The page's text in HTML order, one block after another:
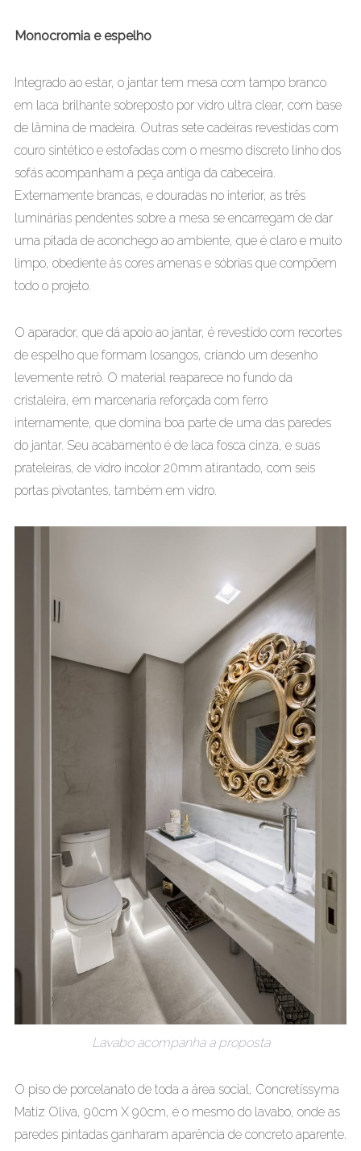
Monocromia e espelho
Integrado ao estar, o jantar tem mesa com tampo branco
em laca brilhante sobreposto por vidro ultra clear, com base
de lâmina de madeira. Outras sete cadeiras revestidas com
couro sintético e estofadas com o mesmo discreto linho dos
sofás acompanham a peça antiga da cabeceira.
Externamente brancas, e douradas no interior, as três
luminárias pendentes sobre a mesa se encarregam de dar
uma pitada de aconchego ao ambiente, que é claro e muito
limpo, obediente às cores amenas e sóbrias que compõem
todo o projeto.
O aparador, que dá apoio ao jantar, é revestido com recortes
de espelho que formam losangos, criando um desenho
levemente retrô. O material reaparece no fundo da
cristaleira, em marcenaria reforçada com ferro
internamente, que domina boa parte de uma das paredes
do jantar. Seu acabamento é de laca fosca cinza, e suas
prateleiras, de vidro incolor 20mm atirantado, com seis
portas pivotantes, também em vidro.
Lavabo acompanha a proposta
O piso de porcelanato de toda a área social, Concretíssyma
Matiz Oliva, 90cm X 90cm, é o mesmo do lavabo, onde as
paredes pintadas ganharam aparência de concreto aparente.